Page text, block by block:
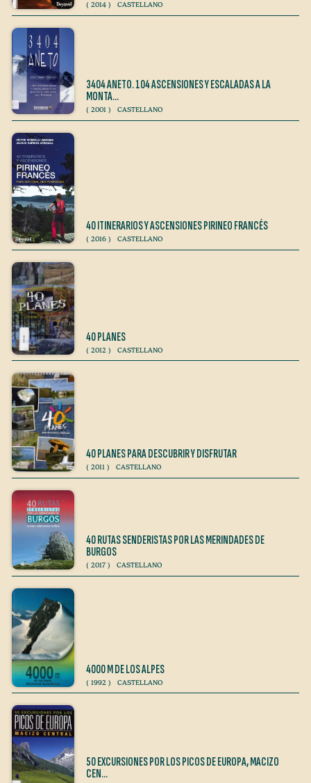
( 2014 ) CASTELLANO
3404 ANETO. 104 ASCENSIONES Y ESCALADAS A LA
MONTA…
( 2001 ) CASTELLANO
40 ITINERARIOS Y ASCENSIONES PIRINEO FRANCÉS
( 2016 ) CASTELLANO
40 PLANES
( 2012 ) CASTELLANO
40 PLANES PARA DESCUBRIR Y DISFRUTAR
( 2011 ) CASTELLANO
40 RUTAS SENDERISTAS POR LAS MERINDADES DE
BURGOS
( 2017 ) CASTELLANO
4000 M DE LOS ALPES
( 1992 ) CASTELLANO
50 EXCURSIONES POR LOS PICOS DE EUROPA, MACIZO
CEN…